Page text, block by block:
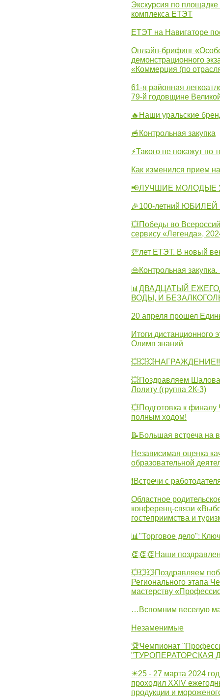
Экскурсия по
комплекса ЕТЭТ
ЕТЭТ на Навигаторе
Онлайн-брифинг
демонстрационного
«Коммерция (по
61-я районная
79-й годовщине
🔥Наши уральские
🥣Контрольная закупка
⚡Такого не покажут по
Как изменился прием
📢ЛУЧШИЕ МОЛОДЫЕ
🎉100-летний ЮБИЛЕЙ
💥Победы во
сервису «Легенда»,
💯лет ЕТЭТ. В новый
👜Контрольная
📊ДВАДЦАТЫЙ
ВОДЫ, И
20 апреля прошел
Итоги дистанционного
Олимп знаний
💥Поздравляем
Лолиту (группа 2К-3)
💥Подготовка к
полным ходом!
📝Большая встреча на
Независимая оценка
образовательной
❗Встречи с
Областное
конференц-связи
гостеприимства и
📊"Торговое дело":
👏👏👏Наши
💥💥💥Поздравляем
Регионального этапа
мастерству
…Вспомним веселую
Незаменимые
🏆Чемпионат
"ТУРОПЕРАТОРСКАЯ
☀25 - 27 марта 2024
проходил XXIV
продукции и